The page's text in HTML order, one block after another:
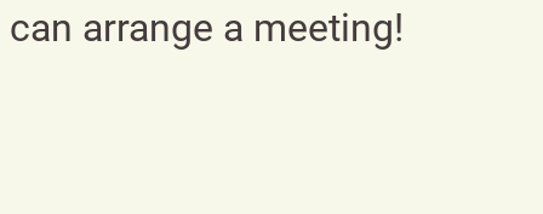
arrange a meeting!